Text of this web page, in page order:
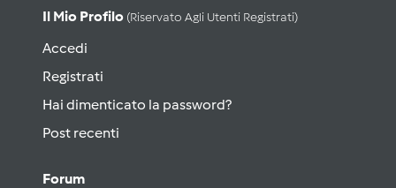
Il Mio Profilo (riservato Agli Utenti Registrati)
Accedi
Registrati
Hai dimenticato la password?
Post recenti
Forum